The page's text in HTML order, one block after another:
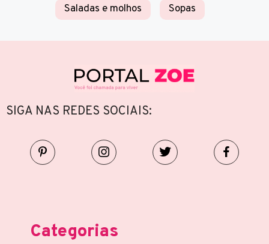
Saladas e molhos Sopas
SIGA NAS REDES SOCIAIS:
Categorias